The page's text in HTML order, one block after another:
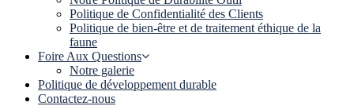
Politique de Confidentialité des Clients
Politique de bien-être et de traitement éthique de la
faune
Foire Aux Questions
Notre galerie
Politique de développement durable
Contactez-nous